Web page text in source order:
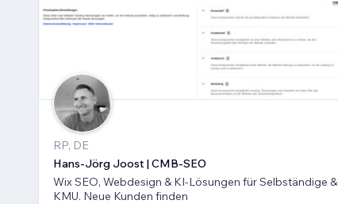
RP, DE
Hans-Jörg Joost | CMB-SEO
Wix SEO, Webdesign & KI-Lösungen für Selbständige &
KMU. Neue Kunden finden